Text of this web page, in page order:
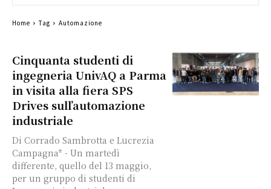
Cinquanta studenti di
ingegneria UnivAQ a Parma
in visita alla fiera SPS
Drives sull’automazione
industriale
Di Corrado Sambrotta e Lucrezia
Campagna* - Un martedì
differente, quello del 13 maggio,
per un gruppo di studenti di
Home Tag Automazione